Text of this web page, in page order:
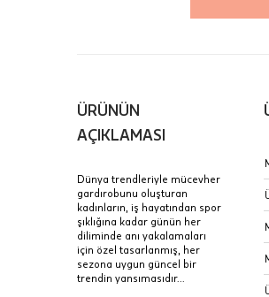
Taksit
Tek Çekim
2 Taksit
ÜRÜNÜN
AÇIKLAMASI
Dünya trendleriyle mücevher
gardırobunu oluşturan
kadınların, iş hayatından spor
şıklığına kadar günün her
diliminde anı yakalamaları
için özel tasarlanmış, her
sezona uygun güncel bir
trendin yansımasıdır...